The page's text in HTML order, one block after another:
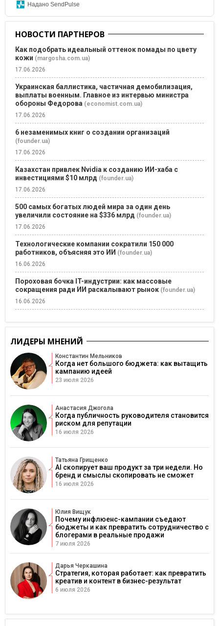
Надано SendPulse
НОВОСТИ ПАРТНЕРОВ
Как подобрать идеальный оттенок помады по цвету
кожи (margosha.com.ua)
17.06.2026
Украинская баллистика, частичная демобилизация,
выплаты военным. Главное из интервью министра
обороны Федорова (economist.com.ua)
17.06.2026
6 незаменимых книг о создании организаций
(founder.ua)
17.06.2026
Казахстан привлек Nvidia к созданию ИИ-хаба с
инвестициями $10 млрд (founder.ua)
17.06.2026
500 самых богатых людей мира за один день
увеличили состояние на $336 млрд (founder.ua)
17.06.2026
Технологические компании сократили 150 000
работников, объясняя это ИИ (founder.ua)
16.06.2026
Пороховая бочка IT-индустрии: как массовые
сокращения ради ИИ раскалывают рынок (founder.ua)
16.06.2026
ЛИДЕРЫ МНЕНИЙ
Константин Мельников
Когда нет большого бюджета: как вытащить
кампанию идеей
23 июля 2026
Анастасия Джогола
Когда публичность руководителя становится
риском для репутации
16 июля 2026
Татьяна Грищенко
AI скопирует ваш продукт за три недели. Но
бренд и смыслы скопировать не сможет
16 июля 2026
Юлия Вищук
Почему инфлюенс-кампании съедают
бюджеты и как превратить сотрудничество с
блогерами в реальные продажи
7 июля 2026
Дарья Черкашина
Стратегия, которая работает: как превратить
креатив и контент в бизнес-результат
6 июля 2026